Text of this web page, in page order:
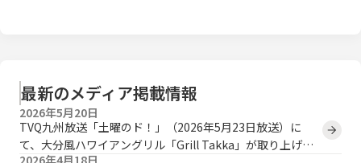
最新のメディア掲載情報
2026年5月20日
TVQ九州放送「土曜のド！」（2026年5月23日放送）に
て、大分風ハワイアングリル「Grill Takka」が取り上げら
2026年4月18日